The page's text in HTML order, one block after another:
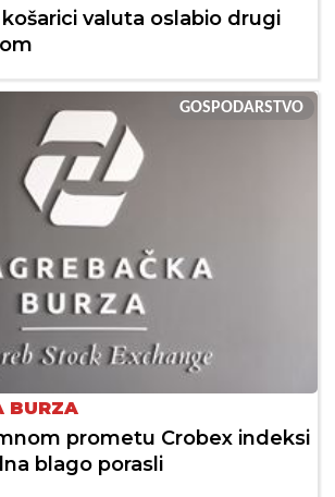
valuta oslabio drugi
GOSPODARSTVO
BURZA
prometu Crobex indeksi
blago porasli